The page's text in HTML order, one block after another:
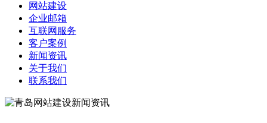
网站建设
企业邮箱
互联网服务
客户案例
新闻资讯
关于我们
联系我们